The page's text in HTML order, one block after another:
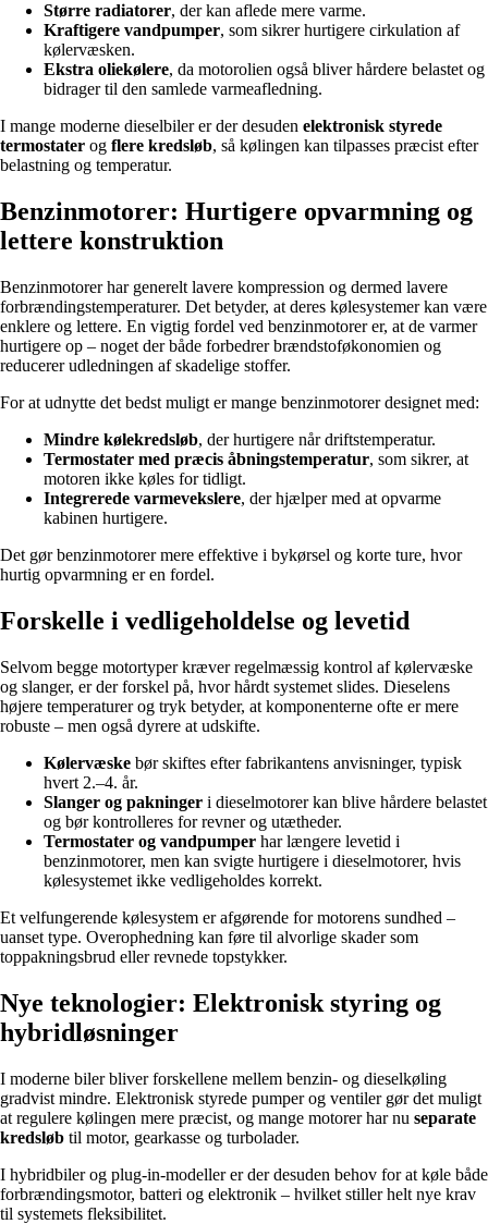
Større radiatorer, der kan aflede mere varme.
Kraftigere vandpumper, som sikrer hurtigere cirkulation af
kølervæsken.
Ekstra oliekølere, da motorolien også bliver hårdere belastet og
bidrager til den samlede varmeafledning.
I mange moderne dieselbiler er der desuden elektronisk styrede
termostater og flere kredsløb, så kølingen kan tilpasses præcist efter
belastning og temperatur.
Benzinmotorer: Hurtigere opvarmning og
lettere konstruktion
Benzinmotorer har generelt lavere kompression og dermed lavere
forbrændingstemperaturer. Det betyder, at deres kølesystemer kan være
enklere og lettere. En vigtig fordel ved benzinmotorer er, at de varmer
hurtigere op – noget der både forbedrer brændstoføkonomien og
reducerer udledningen af skadelige stoffer.
For at udnytte det bedst muligt er mange benzinmotorer designet med:
Mindre kølekredsløb, der hurtigere når driftstemperatur.
Termostater med præcis åbningstemperatur, som sikrer, at
motoren ikke køles for tidligt.
Integrerede varmevekslere, der hjælper med at opvarme
kabinen hurtigere.
Det gør benzinmotorer mere effektive i bykørsel og korte ture, hvor
hurtig opvarmning er en fordel.
Forskelle i vedligeholdelse og levetid
Selvom begge motortyper kræver regelmæssig kontrol af kølervæske
og slanger, er der forskel på, hvor hårdt systemet slides. Dieselens
højere temperaturer og tryk betyder, at komponenterne ofte er mere
robuste – men også dyrere at udskifte.
Kølervæske bør skiftes efter fabrikantens anvisninger, typisk
hvert 2.–4. år.
Slanger og pakninger i dieselmotorer kan blive hårdere belastet
og bør kontrolleres for revner og utætheder.
Termostater og vandpumper har længere levetid i
benzinmotorer, men kan svigte hurtigere i dieselmotorer, hvis
kølesystemet ikke vedligeholdes korrekt.
Et velfungerende kølesystem er afgørende for motorens sundhed –
uanset type. Overophedning kan føre til alvorlige skader som
toppakningsbrud eller revnede topstykker.
Nye teknologier: Elektronisk styring og
hybridløsninger
I moderne biler bliver forskellene mellem benzin- og dieselkøling
gradvist mindre. Elektronisk styrede pumper og ventiler gør det muligt
at regulere kølingen mere præcist, og mange motorer har nu separate
kredsløb til motor, gearkasse og turbolader.
I hybridbiler og plug-in-modeller er der desuden behov for at køle både
forbrændingsmotor, batteri og elektronik – hvilket stiller helt nye krav
til systemets fleksibilitet.